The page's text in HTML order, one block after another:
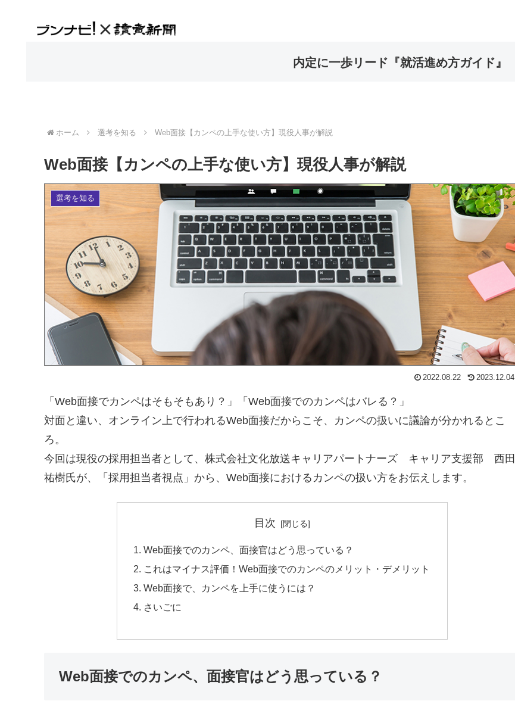
内定に一歩リード『就活進め方ガイド』
ホーム 選考を知る Web面接【カンペの上手な使い方】現役人事が解説
Web面接【カンペの上手な使い方】現役人事が解説
選考を知る
2022.08.22 2023.12.04
「Web面接でカンペはそもそもあり？」「Web面接でのカンペはバレる？」
対面と違い、オンライン上で行われるWeb面接だからこそ、カンペの扱いに議論が分かれるとこ
ろ。
今回は現役の採用担当者として、株式会社文化放送キャリアパートナーズ キャリア支援部 西田
祐樹氏が、「採用担当者視点」から、Web面接におけるカンペの扱い方をお伝えします。
目次
Web面接でのカンペ、面接官はどう思っている？
これはマイナス評価！Web面接でのカンペのメリット・デメリット
Web面接で、カンペを上手に使うには？
さいごに
Web面接でのカンペ、面接官はどう思っている？